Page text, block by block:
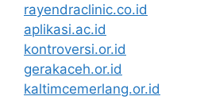
rayendraclinic.co.id
aplikasi.ac.id
kontroversi.or.id
gerakaceh.or.id
kaltimcemerlang.or.id